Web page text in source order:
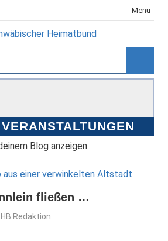
Menü
VERANSTALTUNGEN
Blog anzeigen.
fließen …
Redaktion